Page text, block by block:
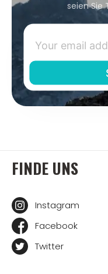
seien Sie
FINDE UNS
Instagram
Facebook
Twitter